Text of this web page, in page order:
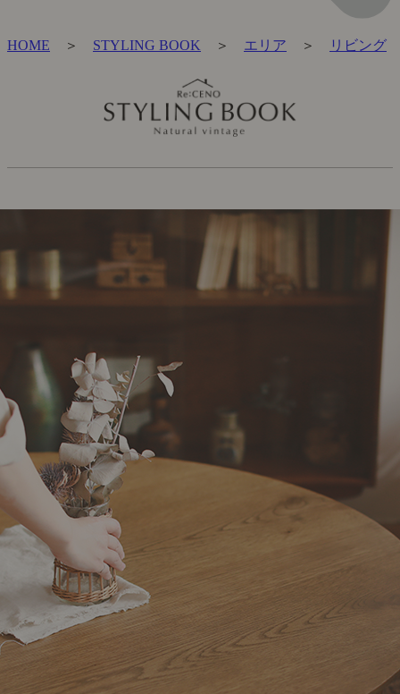
HOME ＞ STYLING BOOK ＞ エリア ＞ リビング